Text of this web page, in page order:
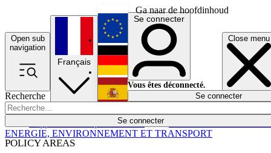
Ga naar de hoofdinhoud
Open sub
navigation
Close menu
Recherche
Se connecter
POLICY AREAS
Économie
Français
English
Deutsch
Español
Se connecter
Vous êtes déconnecté.
Se connecter
ENERGIE, ENVIRONNEMENT ET TRANSPORT